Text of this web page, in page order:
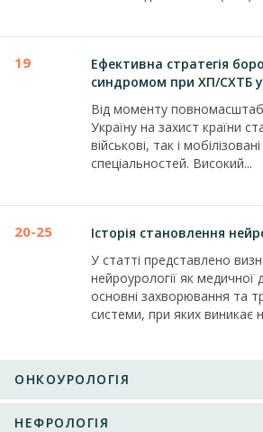
19
Ефективна стратегія
синдромом при ХП/СХТБ у
Від моменту
Україну на захист країни
військові, так і
спеціальностей. Високий...
20-25
Історія становлення
У статті представлено
нейроурології як медичної
основні захворювання та
системи, при яких виникає
ОНКОУРОЛОГІЯ
НЕФРОЛОГІЯ